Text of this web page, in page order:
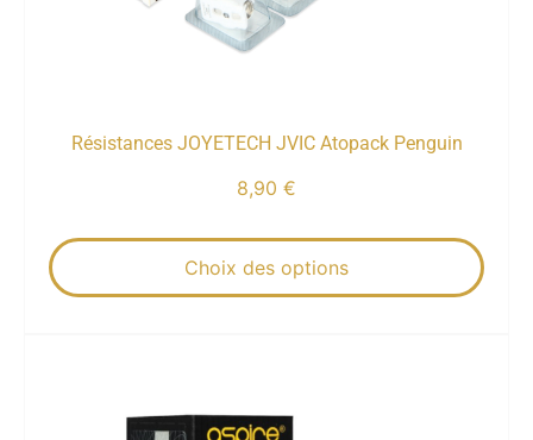
Résistances JOYETECH JVIC Atopack Penguin
8,90 €
Choix des options